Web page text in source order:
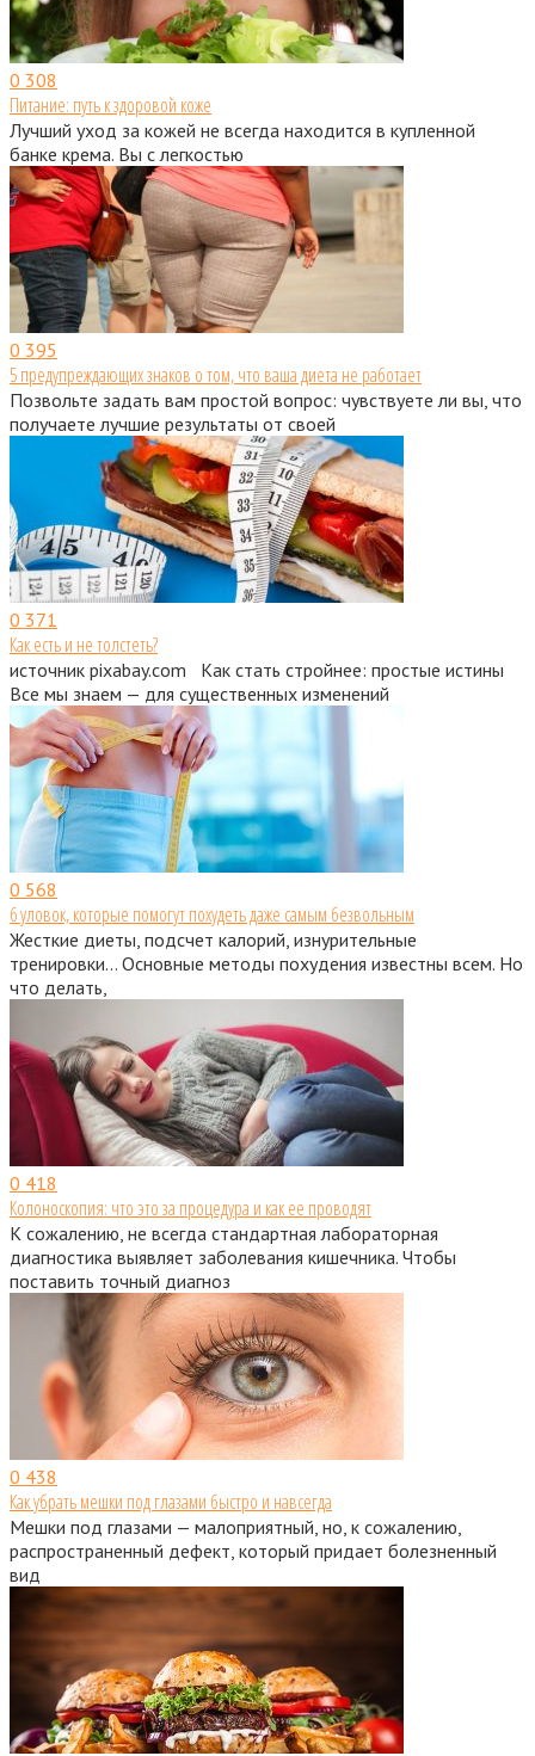
0 308
Питание: путь к здоровой коже
Лучший уход за кожей не всегда находится в купленной
банке крема. Вы с легкостью
0 395
5 предупреждающих знаков о том, что ваша диета не работает
Позвольте задать вам простой вопрос: чувствуете ли вы, что
получаете лучшие результаты от своей
0 371
Как есть и не толстеть?
источник pixabay.com Как стать стройнее: простые истины
Все мы знаем — для существенных изменений
0 568
6 уловок, которые помогут похудеть даже самым безвольным
Жесткие диеты, подсчет калорий, изнурительные
тренировки… Основные методы похудения известны всем. Но
что делать,
0 418
Колоноскопия: что это за процедура и как ее проводят
К сожалению, не всегда стандартная лабораторная
диагностика выявляет заболевания кишечника. Чтобы
поставить точный диагноз
0 438
Как убрать мешки под глазами быстро и навсегда
Мешки под глазами — малоприятный, но, к сожалению,
распространенный дефект, который придает болезненный
вид